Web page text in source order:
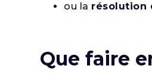
ou la résolution
Que faire